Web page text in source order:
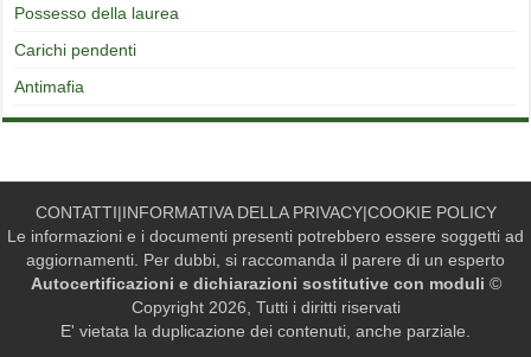
Possesso della laurea
Carichi pendenti
Antimafia
CONTATTI|INFORMATIVA DELLA PRIVACY|COOKIE POLICY
Le informazioni e i documenti presenti potrebbero essere soggetti ad
aggiornamenti. Per dubbi, si raccomanda il parere di un esperto
Autocertificazioni e dichiarazioni sostitutive con moduli ©
Copyright 2026, Tutti i diritti riservati
E' vietata la duplicazione dei contenuti, anche parziale.